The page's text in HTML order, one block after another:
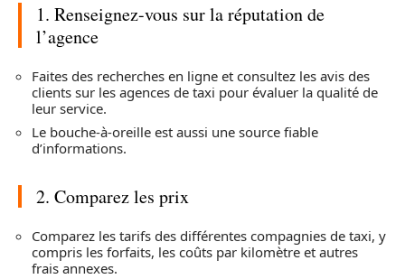
1. Renseignez-vous sur la réputation de
l’agence
Faites des recherches en ligne et consultez les avis des
clients sur les agences de taxi pour évaluer la qualité de
leur service.
Le bouche-à-oreille est aussi une source fiable
d’informations.
2. Comparez les prix
Comparez les tarifs des différentes compagnies de taxi, y
compris les forfaits, les coûts par kilomètre et autres
frais annexes.